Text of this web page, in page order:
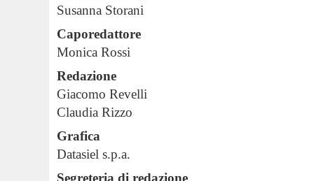
Susanna Storani
Caporedattore
Monica Rossi
Redazione
Giacomo Revelli
Claudia Rizzo
Grafica
Datasiel s.p.a.
Segreteria di redazione